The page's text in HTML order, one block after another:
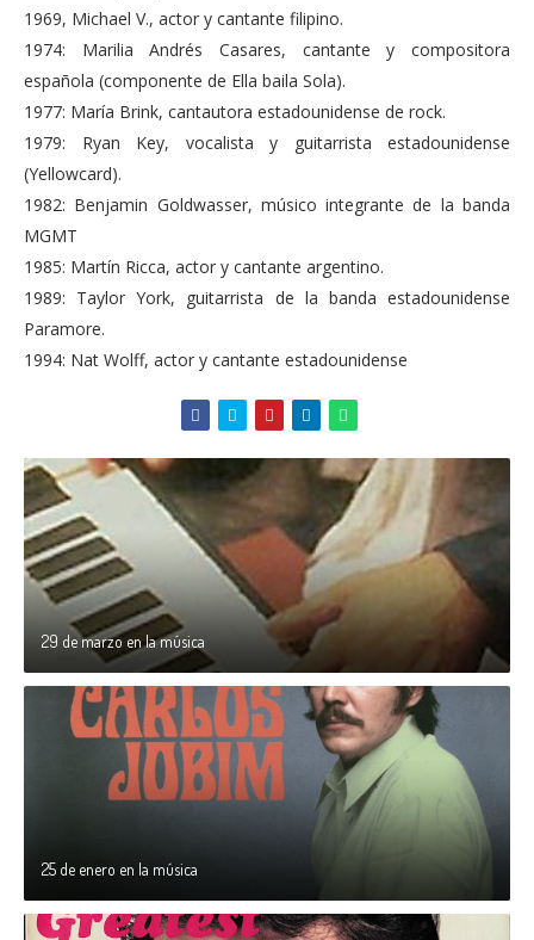
1969, Michael V., actor y cantante filipino.
1974: Marilia Andrés Casares, cantante y compositora
española (componente de Ella baila Sola).
1977: María Brink, cantautora estadounidense de rock.
1979: Ryan Key, vocalista y guitarrista estadounidense
(Yellowcard).
1982: Benjamin Goldwasser, músico integrante de la banda
MGMT
1985: Martín Ricca, actor y cantante argentino.
1989: Taylor York, guitarrista de la banda estadounidense
Paramore.
1994: Nat Wolff, actor y cantante estadounidense
29 de marzo en la música
25 de enero en la música